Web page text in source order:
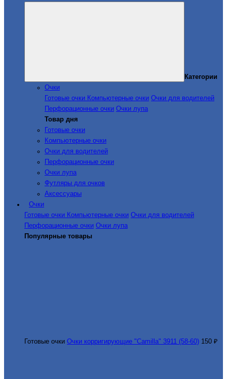
Категории
Очки
Готовые очки Компьютерные очки Очки для водителей
Перфорационные очки Очки лупа
Товар дня
Готовые очки
Компьютерные очки
Очки для водителей
Перфорационные очки
Очки лупа
Футляры для очков
Аксессуары
Очки
Готовые очки Компьютерные очки Очки для водителей
Перфорационные очки Очки лупа
Популярные товары
Готовые очки Очки корригирующие "Camilla" 3911 (58-60) 150 ₽